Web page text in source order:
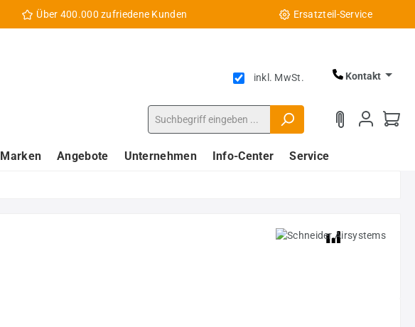
Über 400.000 zufriedene Kunden Ersatzteil-Service
inkl. MwSt. Kontakt
Marken Angebote Unternehmen Info-Center Service